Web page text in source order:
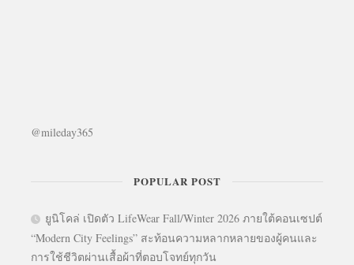
@mileday365
POPULAR POST
ยูนิโคล่ เปิดตัว LifeWear Fall/Winter 2026 ภายใต้คอนเซปต์
“Modern City Feelings” สะท้อนความหลากหลายของผู้คนและ
การใช้ชีวิตผ่านเสื้อผ้าที่ตอบโจทย์ทุกวัน